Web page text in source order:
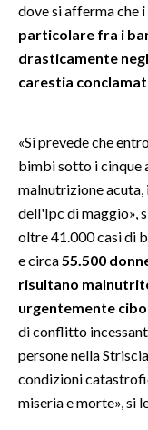
SARDI NEL MONDO
NOTIZIE
3 MINUTI CON
INFO AZIENDE
ANNUNCI
NECROLOGI
PUBBLICITÀ
SPIAGGE
dove si afferma che
particolare fra i
drasticamente
carestia
«Si prevede che
bimbi sotto i cinque
malnutrizione
dell'Ipc di maggio»,
oltre 41.000 casi di
e circa 55.500
risultano
urgentemente
di conflitto
persone nella
condizioni
miseria e morte», si